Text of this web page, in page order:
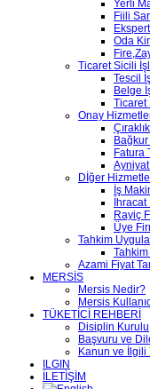
Yerli
Fiili
Oda
Ticaret Sicili
Tescil
Belge
Ticaret
Onay
Fatura
Dİğer
İş
İhracat
Rayiç
Üye
Tahkim
Tahkim
Azami Fiyat
MERSİS
Mersis Nedir?
Mersis
TÜKETİCİ REHBERİ
Disiplin Kurulu
Başvuru ve
Kanun ve
ILGIN
İLETİŞİM